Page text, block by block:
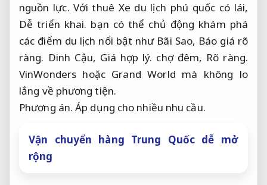
nguồn lực. Với thuê Xe du lịch phú quốc có lái,
Dễ triển khai. bạn có thể chủ động khám phá
các điểm du lịch nổi bật như Bãi Sao, Báo giá rõ
ràng. Dinh Cậu, Giá hợp lý. chợ đêm, Rõ ràng.
VinWonders hoặc Grand World mà không lo
lắng về phương tiện.
Phương án. Áp dụng cho nhiều nhu cầu.
Vận chuyển hàng Trung Quốc dễ mở
rộng